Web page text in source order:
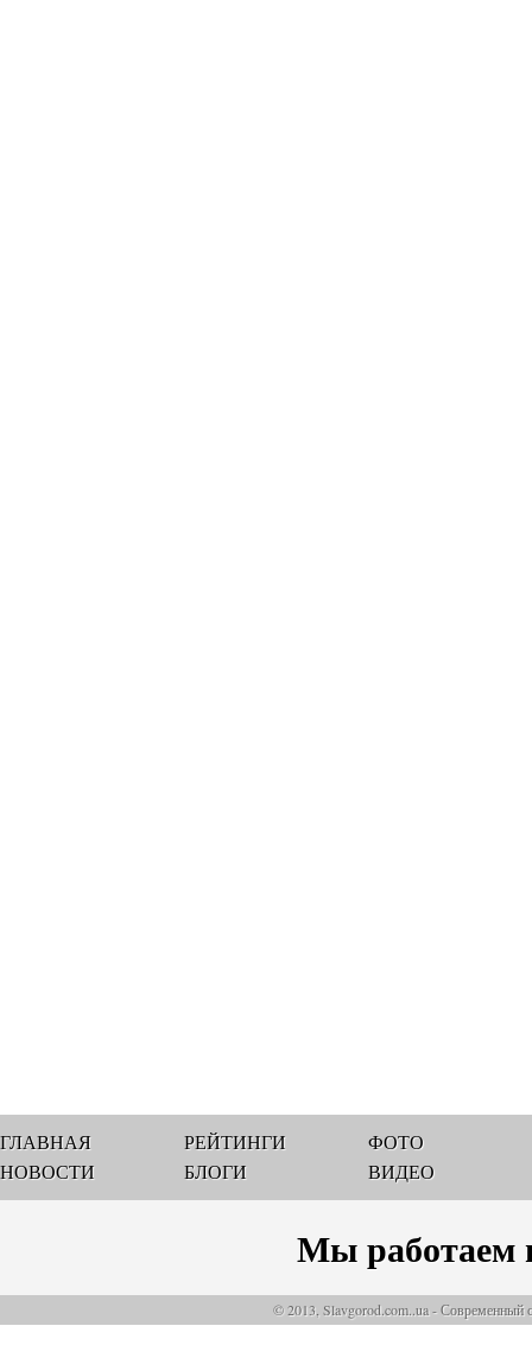
ГЛАВНАЯ
НОВОСТИ
РЕЙТИНГИ
БЛОГИ
ФОТО
ВИДЕО
Мы работаем
© 2013, Slavgorod.com..ua - Современный